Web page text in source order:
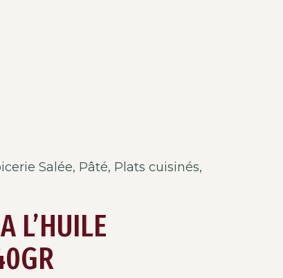
Salée, Pâté, Plats cuisinés,
L’HUILE